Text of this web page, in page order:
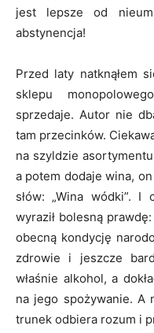
jest lepsze od
abstynencja!
Przed laty natknąłem
sklepu
sprzedaje. Autor nie
tam przecinków.
na szyldzie
a potem dodaje wina,
słów: „Wina wódki”. I
wyraził bolesną
obecną kondycję
zdrowie i jeszcze
właśnie alkohol, a
na jego spożywanie. A
trunek odbiera rozum i